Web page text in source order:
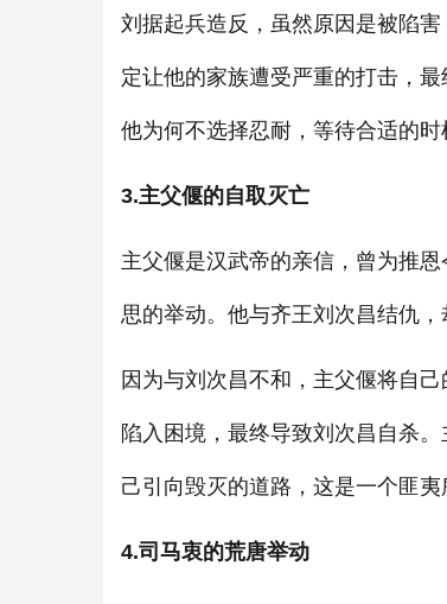
刘据起兵造反，虽然原因是被陷
定让他的家族遭受严重的打击，
他为何不选择忍耐，等待合适的时
3.主父偃的自取灭亡
主父偃是汉武帝的亲信，曾为推
思的举动。他与齐王刘次昌结仇
因为与刘次昌不和，主父偃将自
陷入困境，最终导致刘次昌自杀
己引向毁灭的道路，这是一个匪夷
4.司马衷的荒唐举动